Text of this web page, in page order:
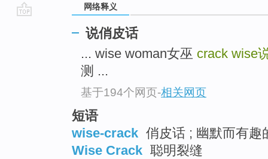
网络释义
说俏皮话
... wise woman女巫 crack wise
测 ...
基于194个网页-相关网页
短语
wise-crack 俏皮话 ; 幽默而有趣
Wise Crack 聪明裂缝